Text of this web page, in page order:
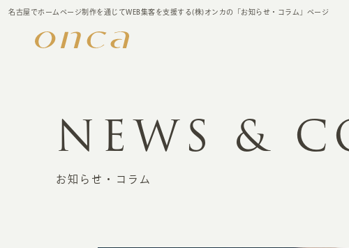
名古屋でホームページ制作を通じてWEB集客を支援する(株)オンカの「お知らせ・コラム」ページ
NEWS &
お知らせ・コラム